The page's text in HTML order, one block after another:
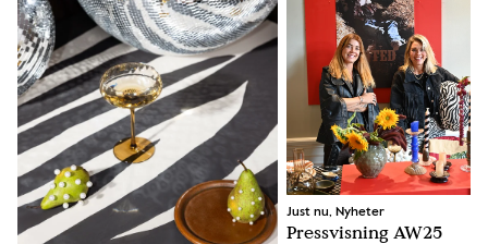
Just nu, Nyheter
Pressvisning AW25